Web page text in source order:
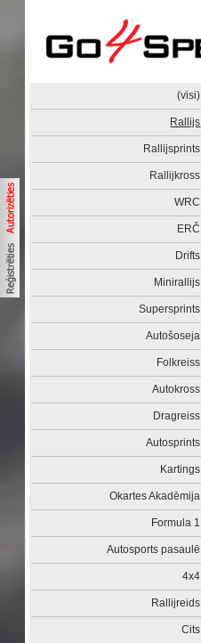
(visi)
Rallijs
Rallijsprints
Rallijkross
WRC
ERČ
Drifts
Minirallijs
Supersprints
Autošoseja
Folkreiss
Autokross
Dragreiss
Autosprints
Kartings
Okartes Akadēmija
Formula 1
Autosports pasaulē
4x4
Rallijreids
Cits